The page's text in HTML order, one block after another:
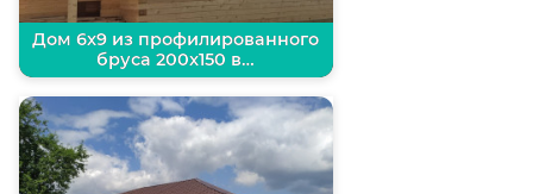
Дом 6х9 из профилированного
бруса 200х150 в…